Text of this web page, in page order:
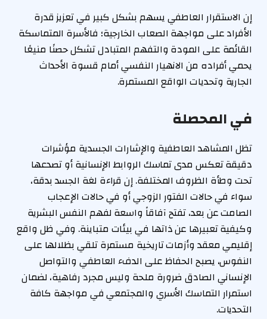
إن الاستقرار العاطفي يسهم بشكل كبير في تعزيز قدرة
الأفراد على مواجهة الصعاب الخارجية؛ فالأسرة المتماسكة
القائمة على المودة والتفهم المتبادل تشكل حصنًا منيعًا
يحمي أفراده من الانهيار النفسي أمام قسوة الأحداث
الجارية وتحديات الواقع المستمرة.
في المحصلة
تظل المشاهد العاطفية والإشارات الجسدية مؤشرات
دقيقة تعكس مدى تماسك الروابط الإنسانية أو تصدعها
تحت وطأة الظروف المختلفة. إن قراءة لغة الجسد بدقة،
سواء في حالات الفتور الزوجي أو في حالات الإعجاب
الصامت عن بعد، تفتح آفاقاً واسعة لفهم النفس البشرية
وكيفية تعبيرها عن ذاتها في بيئات متباينة. وفي ظل واقع
إقليمي معقد وأزمات تاريخية مستمرة تلقي بظلالها على
النفوس، يصبح الحفاظ على الدفء العاطفي والتواصل
الإنساني الصادق ضرورة ملحة وليس مجرد رفاهية، لضمان
استمرار التماسك الأسري والمجتمعي في مواجهة كافة
التحديات.